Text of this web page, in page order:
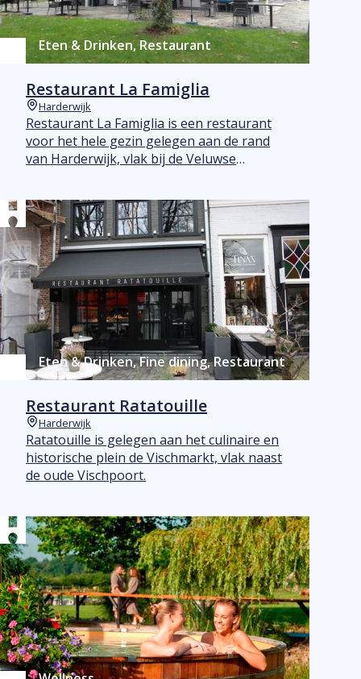
Eten & Drinken, Restaurant
Restaurant La Famiglia
Plaats
Harderwijk
Restaurant La Famiglia is een restaurant
voor het hele gezin gelegen aan de rand
van Harderwijk, vlak bij de Veluwse
Italiaanse vlees- en visgerechten. Heerlijk!
Eten & Drinken, Fine dining, Restaurant
Restaurant Ratatouille
Plaats
Harderwijk
Ratatouille is gelegen aan het culinaire en
historische plein de Vischmarkt, vlak naast
de oude Vischpoort.